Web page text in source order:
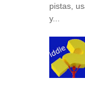
pistas,
y...